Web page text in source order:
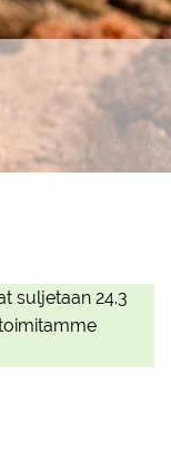
suljetaan 24.3